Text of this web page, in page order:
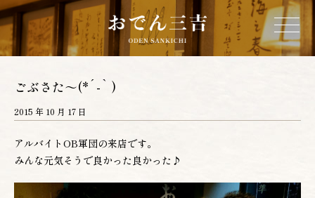
三吉について
お品書き
ごぶさた～(*´-` )
2015 年 10 月 17 日
アルバイトOB軍団の来店です。
みんな元気そうで良かった良かった♪